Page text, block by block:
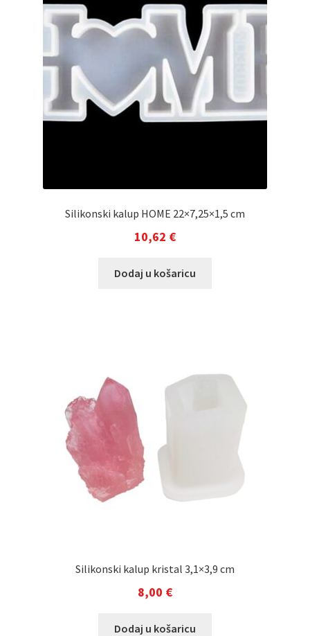
Silikonski kalup HOME 22×7,25×1,5 cm
10,62 €
Dodaj u košaricu
Silikonski kalup kristal 3,1×3,9 cm
8,00 €
Dodaj u košaricu